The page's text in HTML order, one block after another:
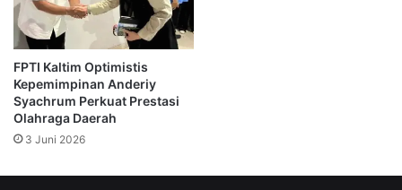
Dalam forum tersebut, Nova memperkenalkan visi
2025–2029. Visi itu berbunyi:
“Mewujudkan FPTI Kalimantan Timur yang unggul,
profesional, dan berprestasi nasional maupun
FPTI Kaltim Optimistis
Kepemimpinan Anderiy
Syachrum Perkuat Prestasi
Olahraga Daerah
3 Juni 2026